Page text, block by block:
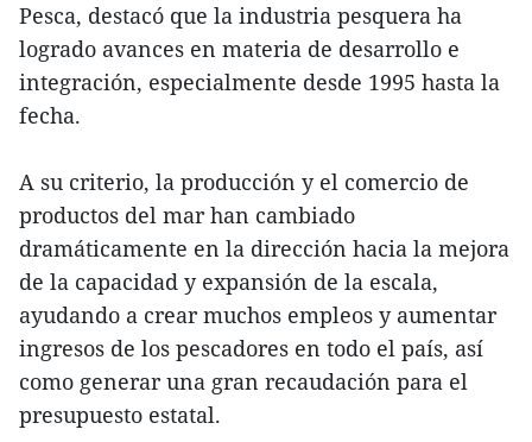
Pesca, destacó que la industria pesquera ha
logrado avances en materia de desarrollo e
integración, especialmente desde 1995 hasta la
fecha.
A su criterio, la producción y el comercio de
productos del mar han cambiado
dramáticamente en la dirección hacia la mejora
de la capacidad y expansión de la escala,
ayudando a crear muchos empleos y aumentar
ingresos de los pescadores en todo el país, así
como generar una gran recaudación para el
presupuesto estatal.